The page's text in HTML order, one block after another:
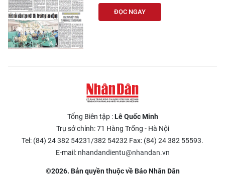
ĐỌC NGAY
Tổng Biên tập :Lê Quốc Minh
Trụ sở chính: 71 Hàng Trống - Hà Nội
Tel: (84) 24 382 54231/382 54232 Fax: (84) 24 382 55593.
E-mail: nhandandientu@nhandan.vn
©2026. Bản quyền thuộc về Báo Nhân Dân